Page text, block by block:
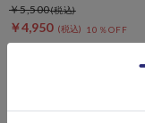
￥4,950 10％OFF
￥5,500